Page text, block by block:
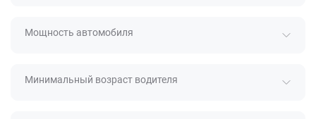
Мощность автомобиля
Минимальный возраст водителя